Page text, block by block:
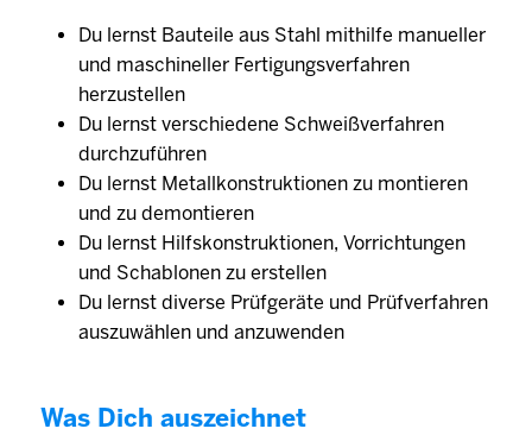
Du lernst Bauteile aus Stahl mithilfe manueller
und maschineller Fertigungsverfahren
herzustellen
Du lernst verschiedene Schweißverfahren
durchzuführen
Du lernst Metallkonstruktionen zu montieren
und zu demontieren
Du lernst Hilfskonstruktionen, Vorrichtungen
und Schablonen zu erstellen
Du lernst diverse Prüfgeräte und Prüfverfahren
auszuwählen und anzuwenden
Was Dich auszeichnet